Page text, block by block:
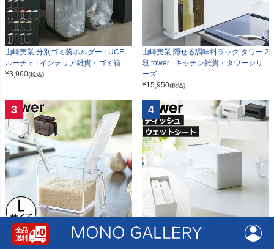
山崎実業 分別ゴミ袋ホルダー LUCE
ルーチェ | インテリア雑貨・ゴミ箱
¥3,960(税込)
山崎実業 隠せる調味料ラック タワー 2
段 tower | キッチン雑貨・タワーシリ
ーズ
¥15,950(税込)
3
山崎実業 調味料ストッカー タワー L t
ower | キッチン雑貨・タワーシリーズ
4
山崎実業 両面コンパクトティッシュ＆
ウェットシートケース tower | キッチ